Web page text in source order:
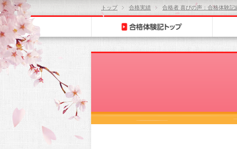
トップ 合格実績 合格者 喜びの声：合格体験記